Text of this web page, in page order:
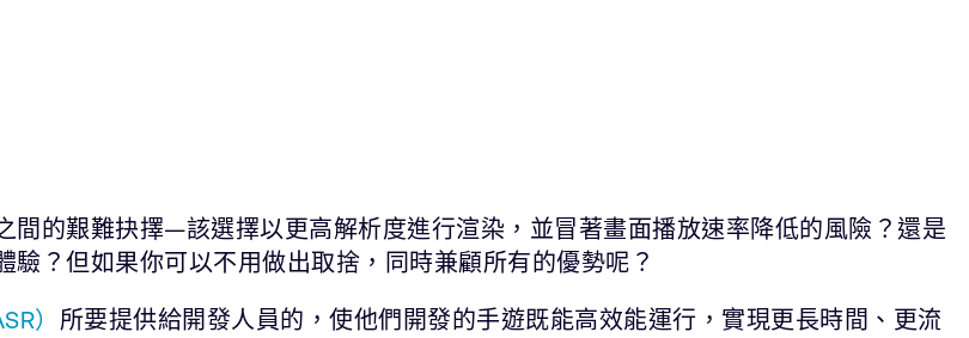
間的艱難抉擇—該選擇以更高解析度進行渲染，並冒著畫面播放速率降低的風險？還是
？但如果你可以不用做出取捨，同時兼顧所有的優勢呢？
） 所要提供給開發人員的，使他們開發的手遊既能高效能運行，實現更長時間、更流